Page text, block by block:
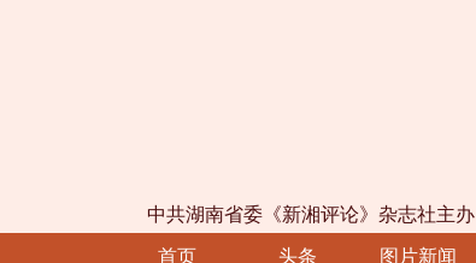
中共湖南省委《新湘评论》杂志社主办
首页 头条 图片新闻